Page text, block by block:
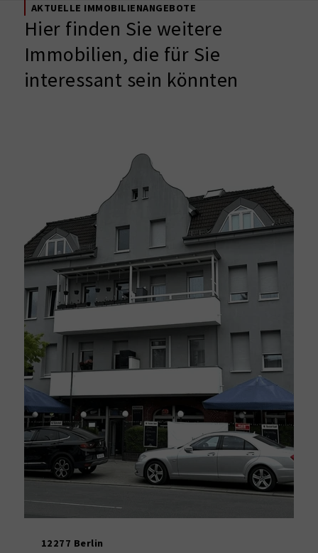
AKTUELLE IMMOBILIENANGEBOTE
Hier finden Sie weitere
Immobilien, die für Sie
interessant sein könnten
12277 Berlin